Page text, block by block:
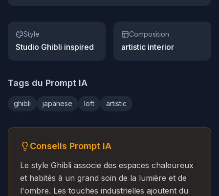
Style
Studio Ghibli inspired
Composition
artistic interior
Tags du Prompt IA
ghibli japanese loft artistic
Conseils Prompt IA
Le style Ghibli associe des espaces chaleureux
et habités à un grand soin de la lumière et de
l'ombre. Les touches industrielles ajoutent du